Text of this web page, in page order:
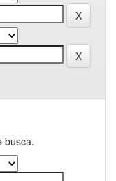
busca.